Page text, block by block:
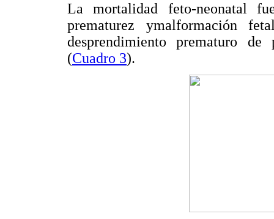
La mortalidad feto-neonatal
prematurez ymalformación
desprendimiento prematuro
(Cuadro 3).